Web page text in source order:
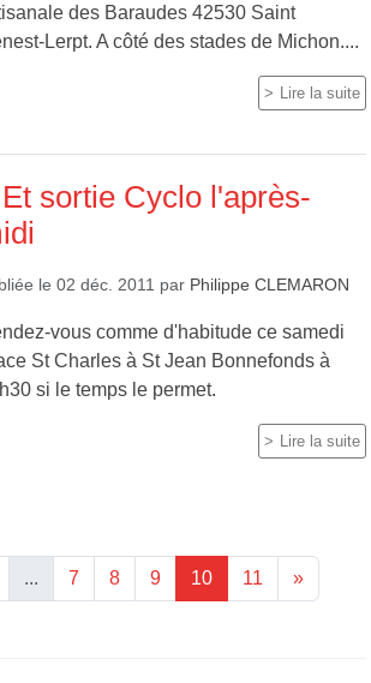
des Baraudes 42530 Saint
Lerpt. A côté des stades de Michon....
Lire la suite
sortie Cyclo l'après-
le 02 déc. 2011 par Philippe CLEMARON
vous comme d'habitude ce samedi
St Charles à St Jean Bonnefonds à
si le temps le permet.
Lire la suite
... 7 8 9 10 11 »